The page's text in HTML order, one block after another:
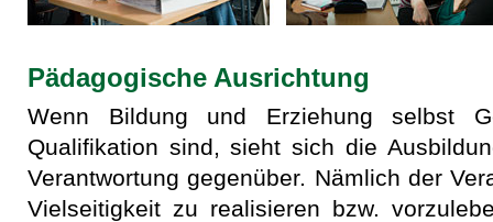
Pädagogische Ausrichtung
Wenn Bildung und Erziehung selbst
Qualifikation sind, sieht sich die
Verantwortung gegenüber. Nämlich der
Vielseitigkeit zu realisieren bzw.